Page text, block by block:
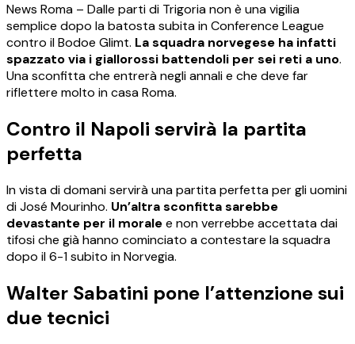
News Roma – Dalle parti di Trigoria non è una vigilia
semplice dopo la batosta subita in Conference League
contro il Bodoe Glimt. La squadra norvegese ha infatti
spazzato via i giallorossi battendoli per sei reti a uno.
Una sconfitta che entrerà negli annali e che deve far
riflettere molto in casa Roma.
Contro il Napoli servirà la partita
perfetta
In vista di domani servirà una partita perfetta per gli uomini
di José Mourinho. Un’altra sconfitta sarebbe
devastante per il moralee non verrebbe accettata dai
tifosi che già hanno cominciato a contestare la squadra
dopo il 6-1 subito in Norvegia.
Walter Sabatini pone l’attenzione sui
due tecnici